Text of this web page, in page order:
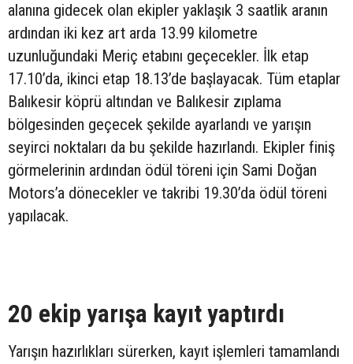
alanına gidecek olan ekipler yaklaşık 3 saatlik aranın
ardından iki kez art arda 13.99 kilometre
uzunluğundaki Meriç etabını geçecekler. İlk etap
17.10’da, ikinci etap 18.13’de başlayacak. Tüm etaplar
Balıkesir köprü altından ve Balıkesir zıplama
bölgesinden geçecek şekilde ayarlandı ve yarışın
seyirci noktaları da bu şekilde hazırlandı. Ekipler finiş
görmelerinin ardından ödül töreni için Sami Doğan
Motors’a dönecekler ve takribi 19.30’da ödül töreni
yapılacak.
20 ekip yarışa kayıt yaptırdı
Yarışın hazırlıkları sürerken, kayıt işlemleri tamamlandı